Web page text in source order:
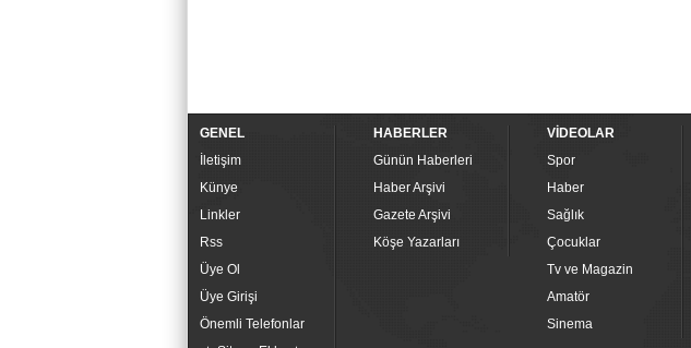
GENEL
İletişim
Künye
Linkler
Rss
Üye Ol
Üye Girişi
Önemli Telefonlar
HABERLER
Günün Haberleri
Haber Arşivi
Gazete Arşivi
Köşe Yazarları
VİDEOLAR
Spor
Haber
Sağlık
Çocuklar
Tv ve Magazin
Amatör
Sinema